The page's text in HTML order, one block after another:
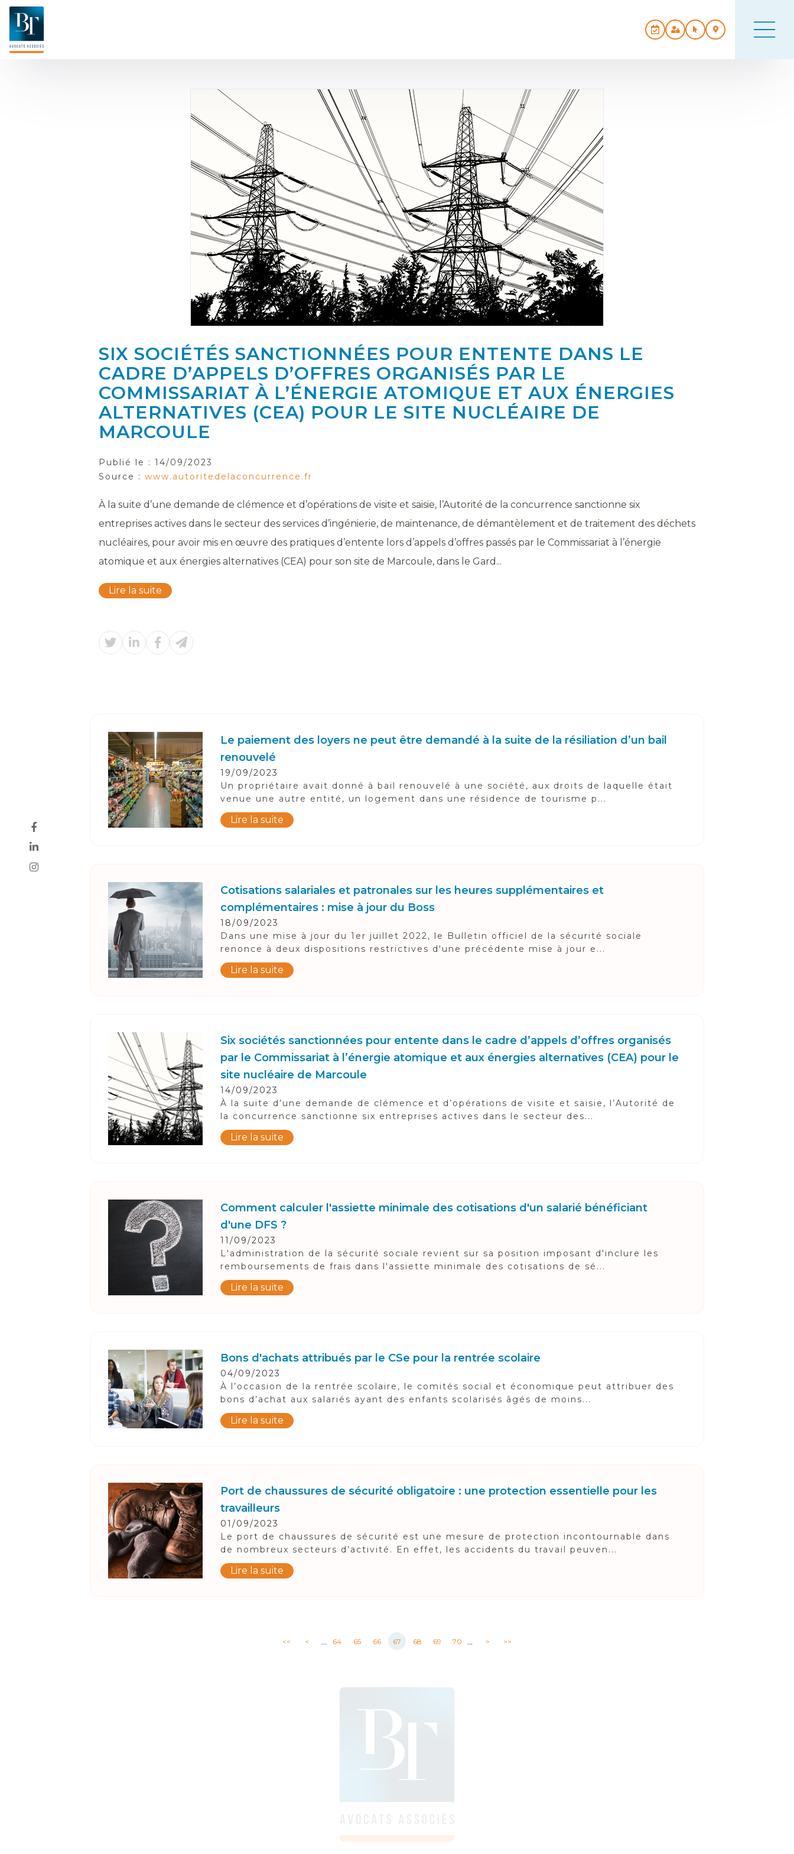
SIX SOCIÉTÉS SANCTIONNÉES POUR ENTENTE DANS LE
CADRE D’APPELS D’OFFRES ORGANISÉS PAR LE
COMMISSARIAT À L’ÉNERGIE ATOMIQUE ET AUX ÉNERGIES
ALTERNATIVES (CEA) POUR LE SITE NUCLÉAIRE DE
MARCOULE
Publié le : 14/09/2023
Source : www.autoritedelaconcurrence.fr
À la suite d’une demande de clémence et d’opérations de visite et saisie, l’Autorité de la concurrence sanctionne six
entreprises actives dans le secteur des services d’ingénierie, de maintenance, de démantèlement et de traitement des déchets
nucléaires, pour avoir mis en œuvre des pratiques d’entente lors d’appels d’offres passés par le Commissariat à l’énergie
atomique et aux énergies alternatives (CEA) pour son site de Marcoule, dans le Gard...
Lire la suite
Le paiement des loyers ne peut être demandé à la suite de la résiliation d’un bail
renouvelé
19/09/2023
Un propriétaire avait donné à bail renouvelé à une société, aux droits de laquelle était
venue une autre entité, un logement dans une résidence de tourisme p...
Lire la suite
Cotisations salariales et patronales sur les heures supplémentaires et
complémentaires : mise à jour du Boss
18/09/2023
Dans une mise à jour du 1er juillet 2022, le Bulletin officiel de la sécurité sociale
renonce à deux dispositions restrictives d'une précédente mise à jour e...
Lire la suite
Six sociétés sanctionnées pour entente dans le cadre d’appels d’offres organisés
par le Commissariat à l’énergie atomique et aux énergies alternatives (CEA) pour le
site nucléaire de Marcoule
14/09/2023
À la suite d’une demande de clémence et d’opérations de visite et saisie, l’Autorité de
la concurrence sanctionne six entreprises actives dans le secteur des...
Lire la suite
Comment calculer l'assiette minimale des cotisations d'un salarié bénéficiant
d'une DFS ?
11/09/2023
L'administration de la sécurité sociale revient sur sa position imposant d'inclure les
remboursements de frais dans l'assiette minimale des cotisations de sé...
Lire la suite
Bons d'achats attribués par le CSe pour la rentrée scolaire
04/09/2023
À l’occasion de la rentrée scolaire, le comités social et économique peut attribuer des
bons d’achat aux salariés ayant des enfants scolarisés âgés de moins...
Lire la suite
Port de chaussures de sécurité obligatoire : une protection essentielle pour les
travailleurs
01/09/2023
Le port de chaussures de sécurité est une mesure de protection incontournable dans
de nombreux secteurs d’activité. En effet, les accidents du travail peuven...
Lire la suite
<< < ... 64 65 66 67 68 69 70 ... > >>